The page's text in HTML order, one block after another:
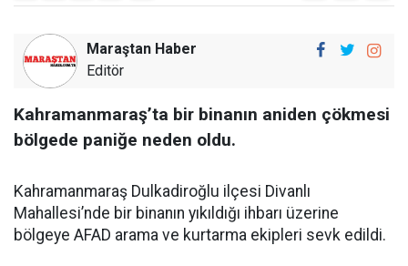
Maraştan Haber
Editör
Kahramanmaraş’ta bir binanın aniden çökmesi
bölgede paniğe neden oldu.
Kahramanmaraş Dulkadiroğlu ilçesi Divanlı
Mahallesi’nde bir binanın yıkıldığı ihbarı üzerine
bölgeye AFAD arama ve kurtarma ekipleri sevk edildi.